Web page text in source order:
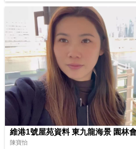
維港1號屋苑資料 東九龍海景 園林
陳寶怡